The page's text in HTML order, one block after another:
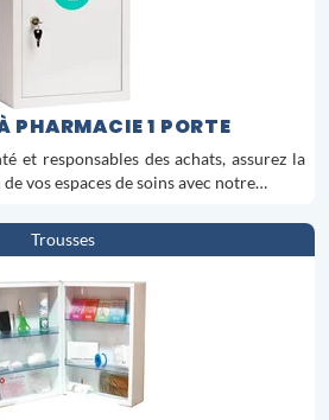
PHARMACIE 1 PORTE
et responsables des achats, assurez la
vos espaces de soins avec notre…
Trousses